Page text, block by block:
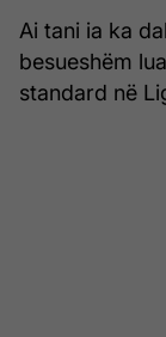
Ai tani ia ka
besueshëm
standard në